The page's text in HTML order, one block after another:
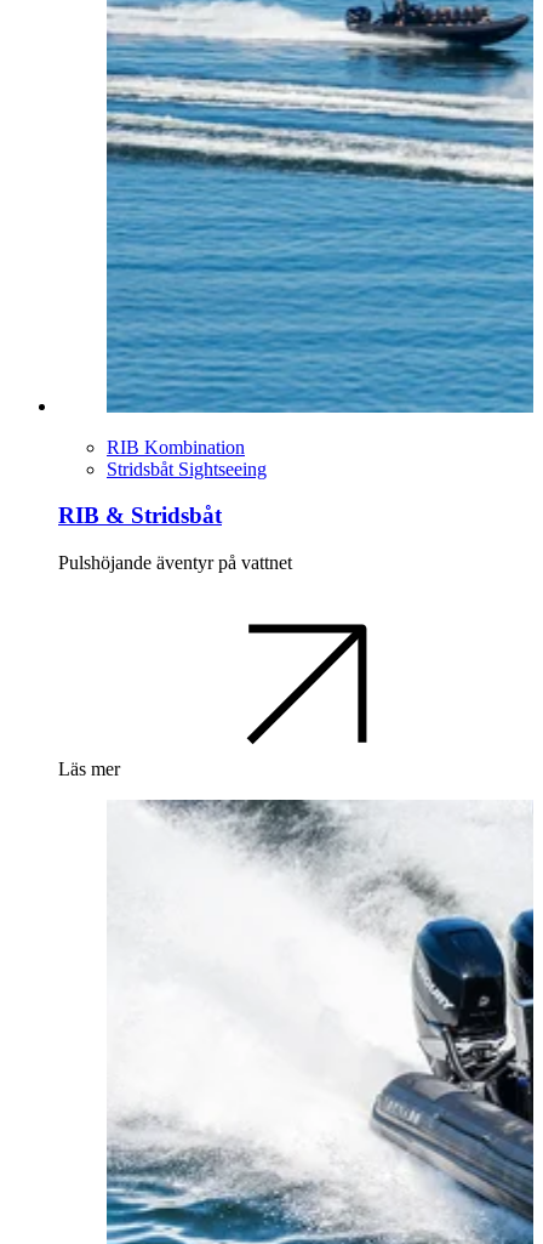
RIB Kombination
Stridsbåt Sightseeing
RIB & Stridsbåt
Pulshöjande äventyr på vattnet
Läs mer